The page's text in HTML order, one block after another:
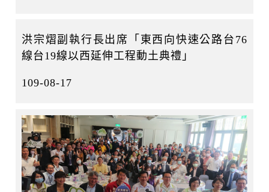
洪宗熠副執行長出席「東西向快速公路台76
線台19線以西延伸工程動土典禮」
109-08-17